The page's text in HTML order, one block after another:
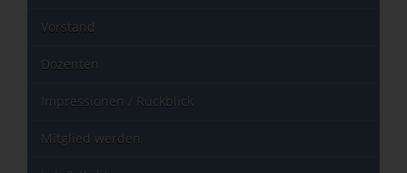
Vorstand
Dozenten
Impressionen / Rückblick
Mitglied werden